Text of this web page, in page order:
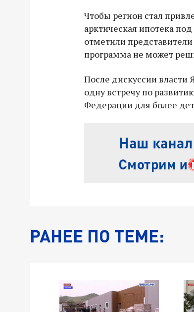
Чтобы регион стал
арктическая ипотека
отметили представители
программа не может
После дискуссии
одну встречу по
Федерации для более
РАНЕЕ ПО ТЕМЕ: